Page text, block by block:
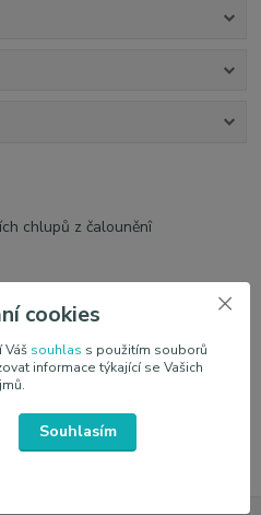
chlupů z čalouněnî
cookies
souhlas s použitím souborů
informace týkající se Vašich
Souhlasím